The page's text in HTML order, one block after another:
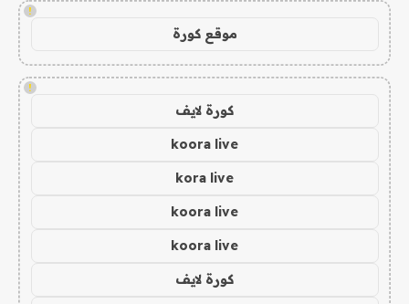
!
موقع كورة
!
كورة لايف
koora live
kora live
koora live
koora live
كورة لايف